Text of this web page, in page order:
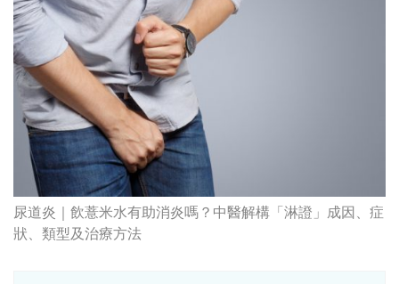
尿道炎｜飲薏米水有助消炎嗎？中醫解構「淋證」成因、症
狀、類型及治療方法